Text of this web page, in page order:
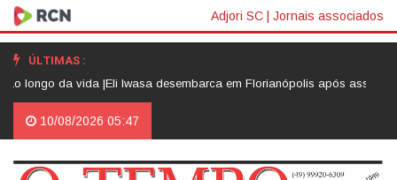
Adjori SC | Jornais associados
ÚLTIMAS :
vida |Eli Iwasa desembarca em Florianópolis após assinar faixa em
10/08/2026 05:47